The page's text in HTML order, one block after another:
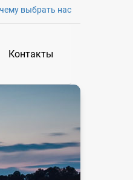
выбрать нас
Контакты